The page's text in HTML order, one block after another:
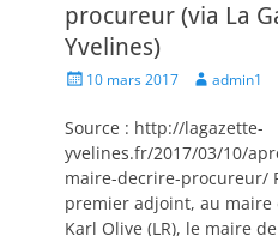
procureur (via La
Yvelines)
Posted10 mars 2017 Author
admin1
Source : http://lagazette-
yvelines.fr/2017/03/10/
maire-decrire-procureur/
premier adjoint, au maire
Karl Olive (LR), le maire